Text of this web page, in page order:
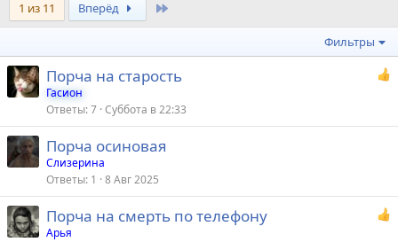
1 из 11 Вперёд
Фильтры
Порча на старость
Гасион
Ответы 7 Суббота в 22:33
Порча осиновая
Слизерина
Ответы 1 8 Авг 2025
Порча на смерть по телефону
Арья